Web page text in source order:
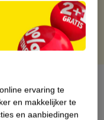
ervaring te
en makkelijker te
en aanbiedingen